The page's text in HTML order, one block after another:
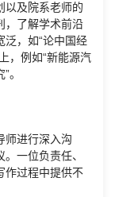
以及院系老师的
，了解学术前沿
泛，如“论中国经
，例如“新能源汽
。
师进行深入沟
一位负责任、
作过程中提供不